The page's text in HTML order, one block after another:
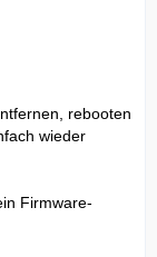
rebooten
wieder
Firmware-